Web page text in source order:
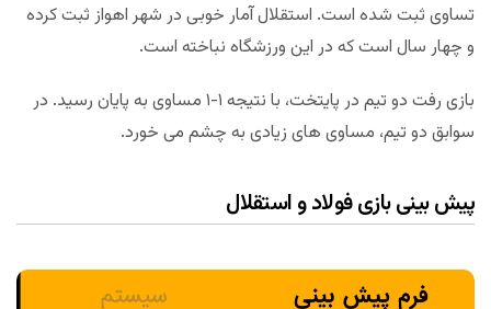
تساوی ثبت شده است. استقلال آمار خوبی در شهر اهواز ثبت کرده
و چهار سال است که در این ورزشگاه نباخته است.
بازی رفت دو تیم در پایتخت، با نتیجه ۱-۱ مساوی به پایان رسید. در
سوابق دو تیم، مساوی های زیادی به چشم می خورد.
پیش بینی بازی فولاد و استقلال